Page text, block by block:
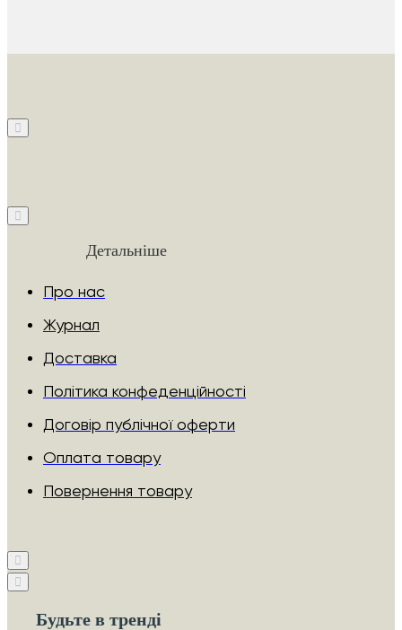
Детальніше
Про нас
Журнал
Доставка
Політика конфеденційності
Договір публічної оферти
Оплата товару
Повернення товару
Будьте в тренді